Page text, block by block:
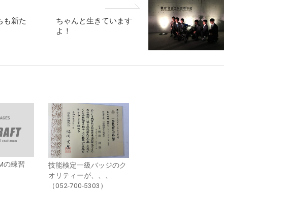
も新た
ちゃんと生きています
よ！
の練習
技能検定一級バッジのク
オリティーが、、、
（052-700-5303）